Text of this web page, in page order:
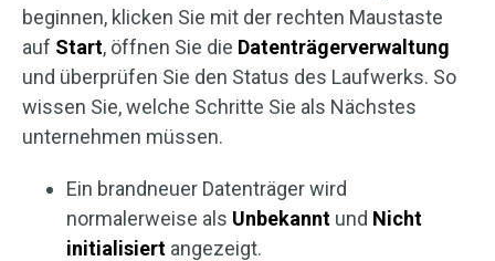
beginnen, klicken Sie mit der rechten Maustaste
auf Start, öffnen Sie die Datenträgerverwaltung
und überprüfen Sie den Status des Laufwerks. So
wissen Sie, welche Schritte Sie als Nächstes
unternehmen müssen.
Ein brandneuer Datenträger wird
normalerweise als Unbekannt und Nicht
initialisiert angezeigt.